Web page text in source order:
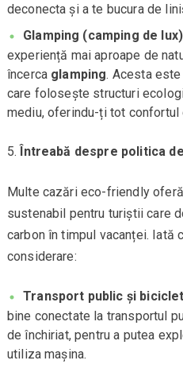
deconecta și a te bucura de
Glamping (camping de lux)
experiență mai aproape de
încerca glamping. Acesta
care folosește structuri
mediu, oferindu-ți tot confortul
Întreabă despre politica
Multe cazări eco-friendly
sustenabil pentru turiștii care
carbon în timpul vacanței. Iată
considerare:
Transport public și
bine conectate la transportul
de închiriat, pentru a putea
utiliza mașina.